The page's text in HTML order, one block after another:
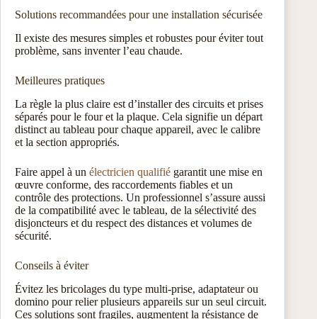
Solutions recommandées pour une installation sécurisée
Il existe des mesures simples et robustes pour éviter tout
problème, sans inventer l’eau chaude.
Meilleures pratiques
La règle la plus claire est d’installer des circuits et prises
séparés pour le four et la plaque. Cela signifie un départ
distinct au tableau pour chaque appareil, avec le calibre
et la section appropriés.
Faire appel à un électricien qualifié garantit une mise en
œuvre conforme, des raccordements fiables et un
contrôle des protections. Un professionnel s’assure aussi
de la compatibilité avec le tableau, de la sélectivité des
disjoncteurs et du respect des distances et volumes de
sécurité.
Conseils à éviter
Évitez les bricolages du type multi-prise, adaptateur ou
domino pour relier plusieurs appareils sur un seul circuit.
Ces solutions sont fragiles, augmentent la résistance de